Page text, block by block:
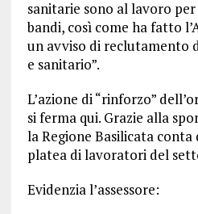
sanitarie sono al lavoro
bandi, così come ha fatto
un avviso di reclutamento
e sanitario”.
L’azione di “rinforzo”
si ferma qui. Grazie alla
la Regione Basilicata
platea di lavoratori del
Evidenzia l’assessore: